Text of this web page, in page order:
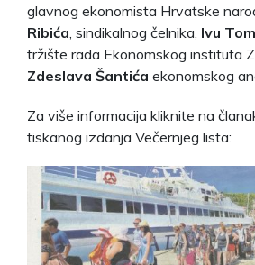
glavnog ekonomista Hrvatske
Ribića , sindikalnog čelnika, Ivu
tržište rada Ekonomskog instituta
Zdeslava Šantića ekonomskog
Za više informacija kliknite na
tiskanog izdanja Večernjeg lista: